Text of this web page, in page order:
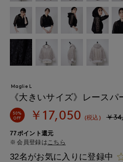
Maglie L
《大きいサイズ》レースパ
50%
OFF ￥17,050 (税込) ￥
77ポイント還元
会員登録はこちら
32名がお気に入りに登録中